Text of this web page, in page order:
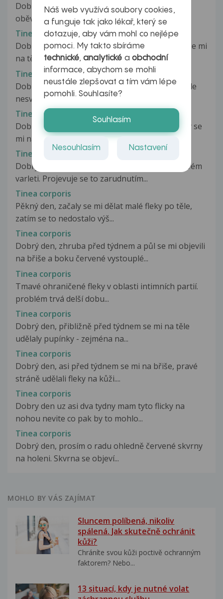
Dobrý den, Asi před měsícem až dvěmi se mi
oběvila červená skvrna ve vlasech....
Tinea corporis
Dobrý den chtěl bych se zeptat již delší dobou se mi
na těle zejména na zádech,krku,hrudi...
Tinea corporis
Dobrý deň na tele sa mi vyhodili tieto vyrazky ale
nesvrbia, mohli by ste mi...
Tinea corporis
Dobrý den, měla bych dotaz. Zhruba před 2 lety se
mi na lýtku v létě objevila...
Tinea corporis
Dobrý den, už asi měsíc mě trápí svědění na levém
varleti. Projevuje se to zarudnutím...
Tinea corporis
Pěkný den, začaly se mi dělat malé fleky po těle,
zatím se to nedostalo výš...
Tinea corporis
Dobrý den, zhruba před týdnem a půl se mi objevili
na břiše a boku červené vystouplé...
Tinea corporis
Tmavé ohraničené fleky v oblasti intimních partií.
problém trvá delší dobu...
Tinea corporis
Dobrý den, přibližně před týdnem se mi na těle
udělaly pupínky - zejména na...
Tinea corporis
Dobrý den, asi před týdnem se mi na břiše, pravé
stráně udělali fleky na kůži....
Tinea corporis
Dobry den uz asi dva tydny mam tyto flicky na
nohou nevite co pak by to mohlo...
Tinea corporis
Dobrý den, prosím o radu ohledně červené skvrny
na holeni. Skvrna se objeví...
MOHLO BY VÁS ZAJÍMAT
Sluncem políbená, nikoliv
spálená. Jak skutečně ochránit
kůži?
Chráníte svou kůži poctivě ochranným
faktorem? Nebo...
13 situací, kdy je nutné volat
Náš web využívá soubory cookies,
a funguje tak jako lékař, který se
dotazuje, aby vám mohl co nejlépe
pomoci. My takto sbíráme
technické,analytické a obchodní
informace, abychom se mohli
neustále zlepšovat a tím vám lépe
pomohli. Souhlasíte?
Souhlasím
Nesouhlasím Nastavení